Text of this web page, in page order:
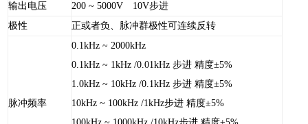
输出电压
200 ~ 5000V 10V步进
极性
正或者负、脉冲群极性可连续反转
脉冲频率
0.1kHz ~ 2000kHz
0.1kHz ~ 1kHz /0.01kHz 步进 精度±5%
1.0kHz ~ 10kHz /0.1kHz 步进 精度±5%
10kHz ~ 100kHz /1kHz步进 精度±5%